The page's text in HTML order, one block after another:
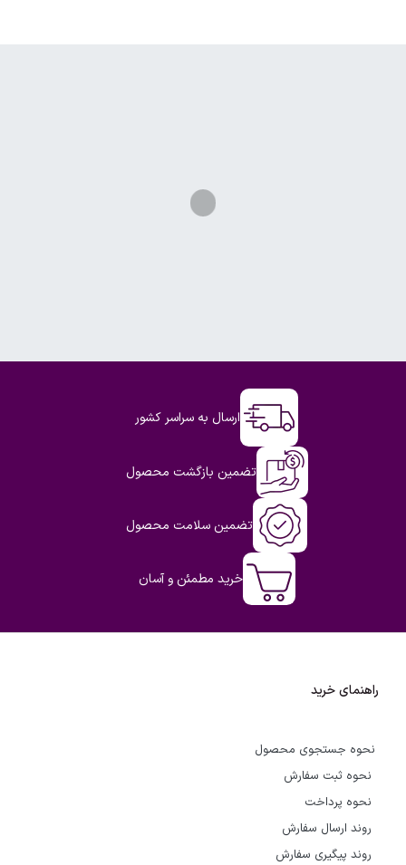
ارسال به سراسر کشور
تضمین بازگشت محصول
تضمین سلامت محصول
خرید مطمئن و آسان
راهنمای خرید
نحوه جستجوی محصول
نحوه ثبت سفارش
نحوه پرداخت
روند ارسال سفارش
روند پیگیری سفارش